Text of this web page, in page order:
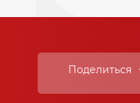
Поделиться